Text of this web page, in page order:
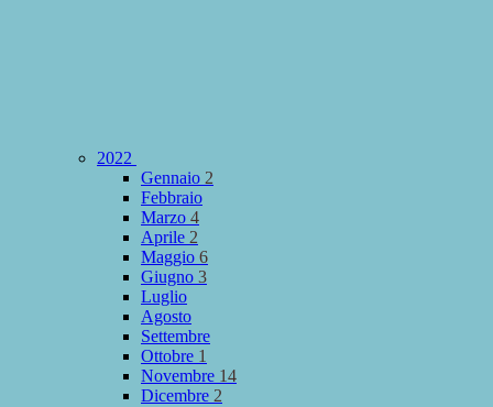
2022
Gennaio 2
Febbraio
Marzo 4
Aprile 2
Maggio 6
Giugno 3
Luglio
Agosto
Settembre
Ottobre 1
Novembre 14
Dicembre 2